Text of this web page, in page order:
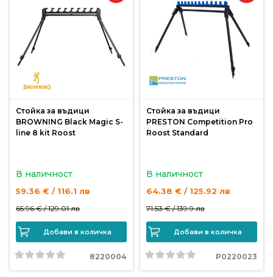
Стойка за въдици
BROWNING Black Magic S-
line 8 kit Roost
В наличност
59.36 € / 116.1 лв
65.96 € /129.01 лв
Добави в количка
8220004
Стойка за въдици
PRESTON Competition Pro
Roost Standard
В наличност
64.38 € / 125.92 лв
71.53 € /139.9 лв
Добави в количка
P0220023